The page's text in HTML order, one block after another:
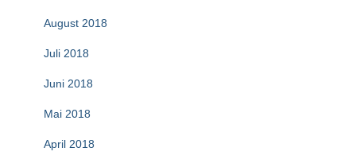
August 2018
Juli 2018
Juni 2018
Mai 2018
April 2018